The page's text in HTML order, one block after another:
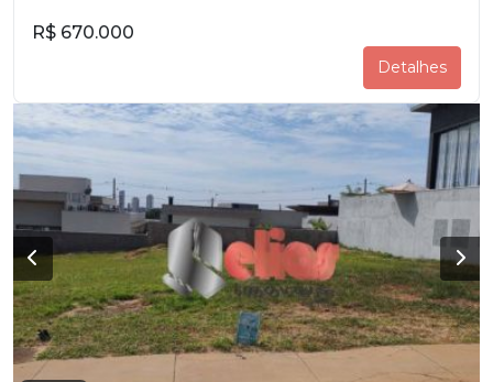
R$ 670.000
Detalhes